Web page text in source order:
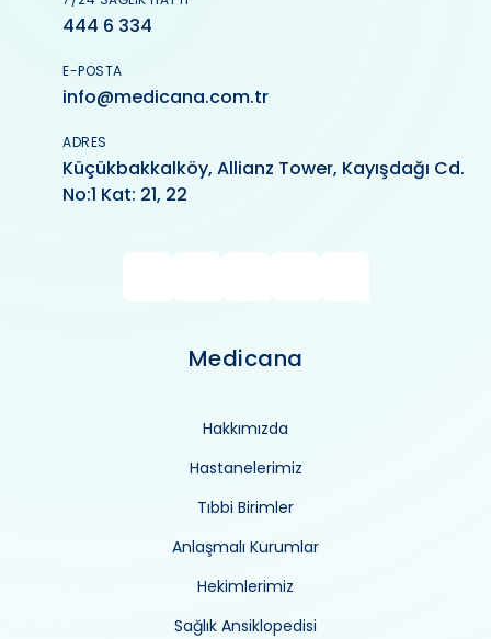
444 6 334
E-POSTA
info@medicana.com.tr
ADRES
Küçükbakkalköy, Allianz Tower, Kayışdağı Cd.
No:1 Kat: 21, 22
Medicana
Hakkımızda
Hastanelerimiz
Tıbbi Birimler
Anlaşmalı Kurumlar
Hekimlerimiz
Sağlık Ansiklopedisi